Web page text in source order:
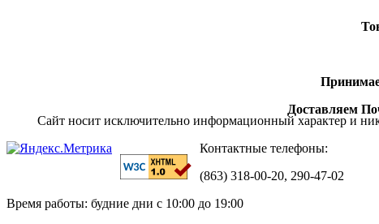
Доставляем
Сайт носит исключительно информационный характер и
Контактные телефоны:
(863) 318-00-20, 290-47-02
Время работы: будние дни с 10:00 до 19:00